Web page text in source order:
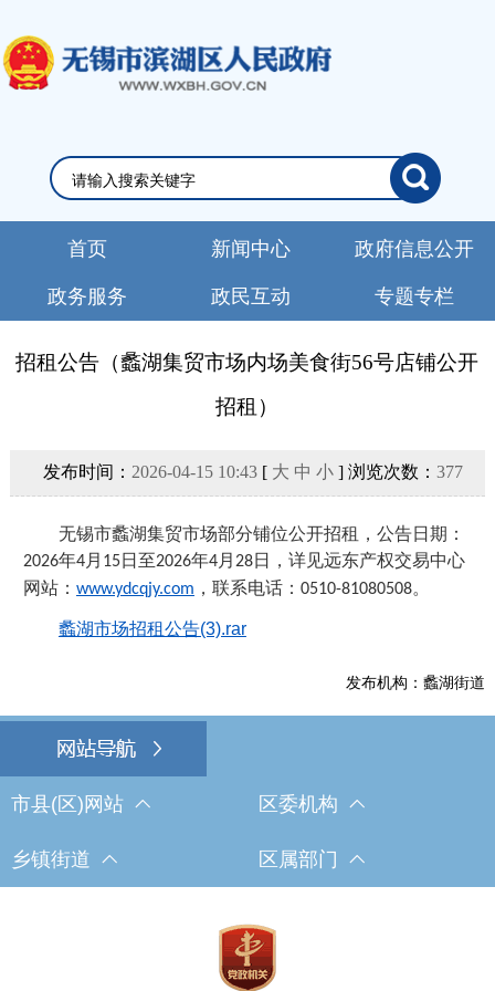
首页 新闻中心 政府信息公开
政务服务 政民互动 专题专栏
招租公告（蠡湖集贸市场内场美食街56号店铺公开
招租）
发布时间： 2026-04-15 10:43[ 大 中 小] 浏览次数： 377
无锡市蠡湖集贸市场部分铺位公开招租，公告日期：
2026年4月 15日至2026年4月 28日，详见远东产权交易中心
网站： www.ydcqjy.com ，联系电话： 0510-81080508。
蠡湖市场招租公告(3).rar
发布机构：蠡湖街道
市县(区)网站 区委机构
乡镇街道 区属部门